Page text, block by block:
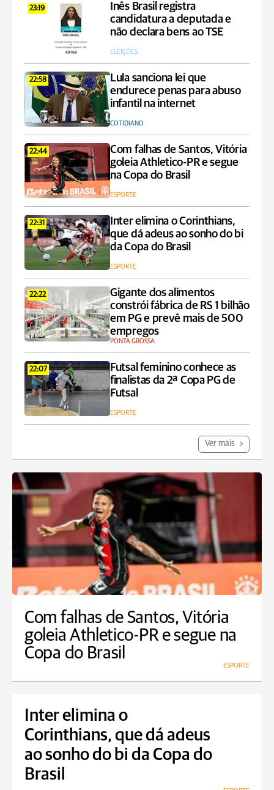
23:19
Inês Brasil registra
candidatura a deputada e
não declara bens ao TSE
ELEIÇÕES
22:58
Lula sanciona lei que
endurece penas para abuso
infantil na internet
COTIDIANO
22:44
Com falhas de Santos, Vitória
goleia Athletico-PR e segue
na Copa do Brasil
ESPORTE
22:31
Inter elimina o Corinthians,
que dá adeus ao sonho do bi
da Copa do Brasil
ESPORTE
22:22
Gigante dos alimentos
constrói fábrica de RS 1 bilhão
em PG e prevê mais de 500
empregos
PONTA GROSSA
22:07
Futsal feminino conhece as
finalistas da 2ª Copa PG de
Futsal
ESPORTE
Ver mais
Com falhas de Santos, Vitória
goleia Athletico-PR e segue na
Copa do Brasil
ESPORTE
Inter elimina o
Corinthians, que dá adeus
ao sonho do bi da Copa do
Brasil